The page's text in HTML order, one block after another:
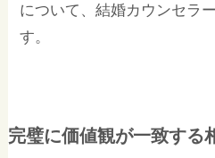
について、結婚カウンセラ
す。
完璧に価値観が一致する